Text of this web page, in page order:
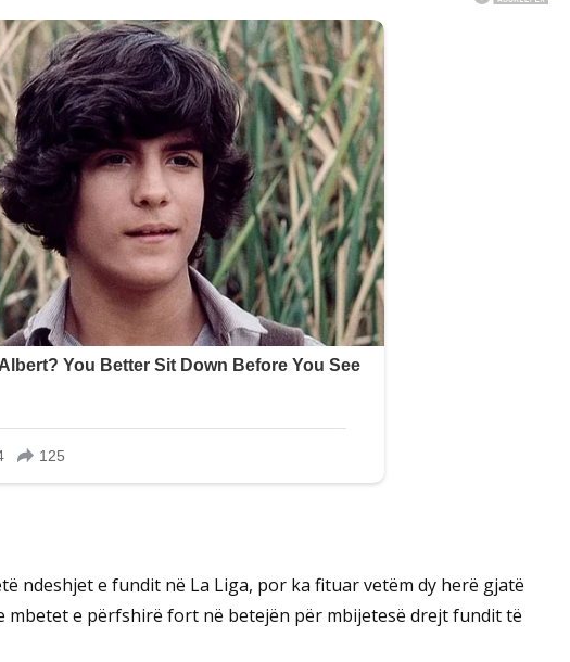
ndeshjet e fundit në La Liga, por ka fituar vetëm dy herë gjatë
mbetet e përfshirë fort në betejën për mbijetesë drejt fundit të